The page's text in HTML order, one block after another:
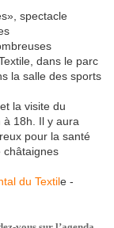
spectacle
dans le parc
la salle des sports
la visite du
à 18h. Il y aura
pour la santé
châtaignes
du Textile -